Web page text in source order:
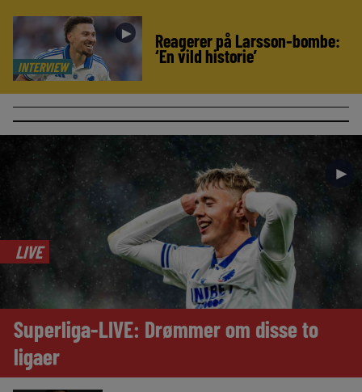
INTERVIEW
► Reagerer på Larsson-bombe:
‘En vild historie’
►
LIVE
Superliga-LIVE: Drømmer om disse to
ligaer